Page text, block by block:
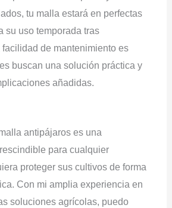
tu malla estará en perfectas
su uso temporada tras
de mantenimiento es
buscan una solución práctica y
añadidas.
antipájaros es una
para cualquier
proteger sus cultivos de forma
Con mi amplia experiencia en
soluciones agrícolas, puedo